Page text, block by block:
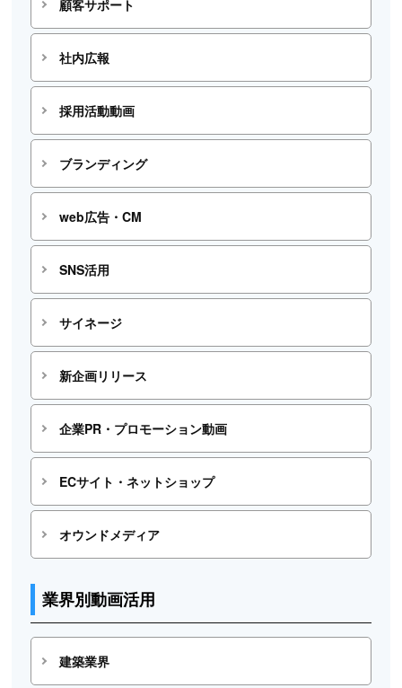
顧客サポート
社内広報
採用活動動画
ブランディング
web広告・CM
SNS活用
サイネージ
新企画リリース
企業PR・プロモーション動画
ECサイト・ネットショップ
オウンドメディア
業界別動画活用
建築業界